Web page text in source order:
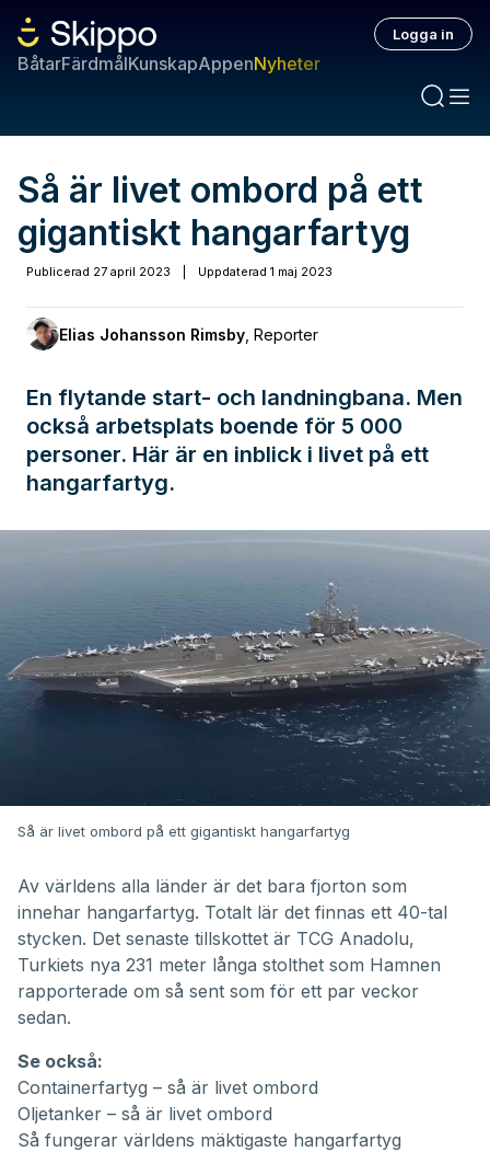
BåtarFärdmålKunskapAppenNyheter
Logga in
Så är livet ombord på ett
gigantiskt hangarfartyg
Publicerad 27 april 2023 Uppdaterad 1 maj 2023
Elias Johansson Rimsby Reporter
En flytande start- och landningbana. Men
också arbetsplats boende för 5 000
personer. Här är en inblick i livet på ett
hangarfartyg.
Så är livet ombord på ett gigantiskt hangarfartyg
Av världens alla länder är det bara fjorton som
innehar hangarfartyg. Totalt lär det finnas ett 40-tal
stycken. Det senaste tillskottet är TCG Anadolu,
Turkiets nya 231 meter långa stolthet som Hamnen
rapporterade om så sent som för ett par veckor
sedan.
Se också:
Containerfartyg – så är livet ombord
Oljetanker – så är livet ombord
Så fungerar världens mäktigaste hangarfartyg